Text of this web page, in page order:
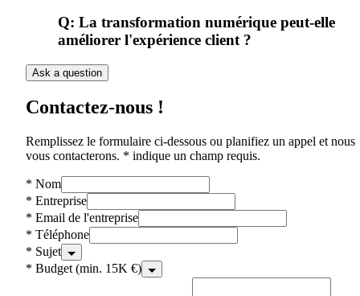
Q: La transformation numérique peut-elle
améliorer l'expérience client ?
Ask a question
Contactez-nous !
Remplissez le formulaire ci-dessous ou planifiez un appel et nous
vous contacterons. * indique un champ requis.
* Nom
* Entreprise
* Email de l'entreprise
* Téléphone
* Sujet
* Budget (min. 15K €)